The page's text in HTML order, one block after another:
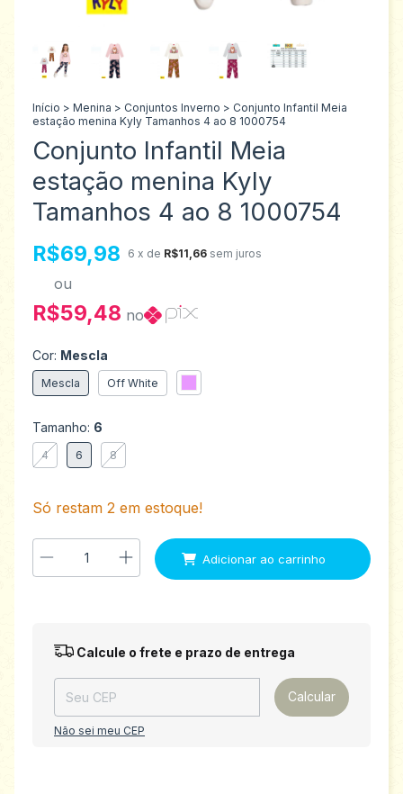
Início > Menina > Conjuntos Inverno > Conjunto Infantil Meia
estação menina Kyly Tamanhos 4 ao 8 1000754
Conjunto Infantil Meia
estação menina Kyly
Tamanhos 4 ao 8 1000754
R$69,98 6 x de R$11,66 sem juros
ou
R$59,48 no
Cor: Mescla
Mescla Off White
Tamanho: 6
4 6 8
Só restam 2 em estoque!
Entregas para o CEP: Alterar CEP
Calcule o frete e prazo de entrega
Calcular
Não sei meu CEP